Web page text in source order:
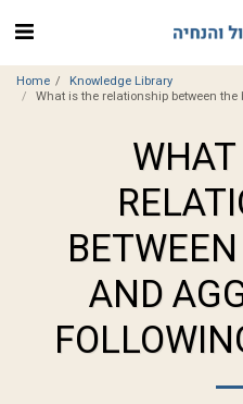
Home
Knowledge Library
What is the relationship between
AND